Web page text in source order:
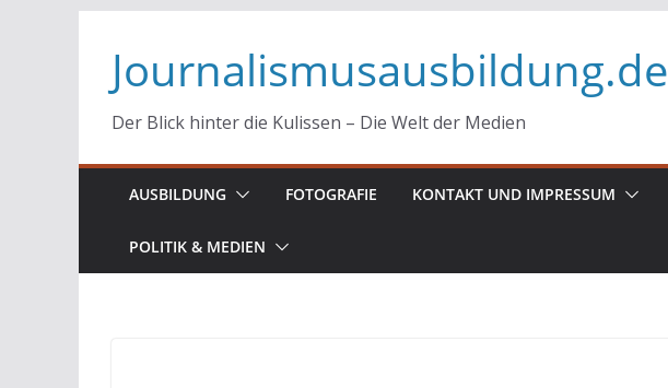
Inhalt
springen
Journalismusausbildung.de
Der Blick hinter die Kulissen – Die Welt der Medien
AUSBILDUNG FOTOGRAFIE KONTAKT UND IMPRESSUM
POLITIK & MEDIEN